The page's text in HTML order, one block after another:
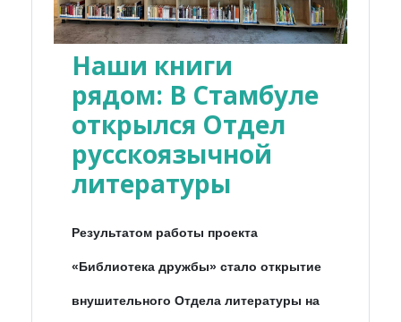
Наши книги
рядом: В Стамбуле
открылся Отдел
русскоязычной
литературы
Результатом работы проекта
«Библиотека дружбы» стало открытие
внушительного Отдела литературы на